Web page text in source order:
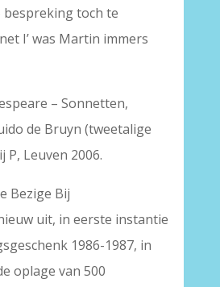
bespreking toch te
I’ was Martin immers
– Sonnetten,
de Bruyn (tweetalige
P, Leuven 2006.
Bezige Bij
uit, in eerste instantie
1986-1987, in
oplage van 500